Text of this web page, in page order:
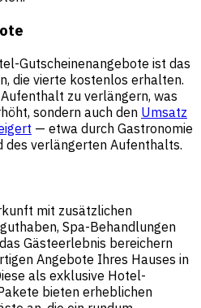
Gutscheinenangebote ist das
die vierte kostenlos erhalten.
zu verlängern, was
sondern auch den Umsatz
— etwa durch Gastronomie
des verlängerten Aufenthalts.
mit zusätzlichen
Spa-Behandlungen
Gästeerlebnis bereichern
Angebote Ihres Hauses in
als exklusive Hotel-
bieten erheblichen